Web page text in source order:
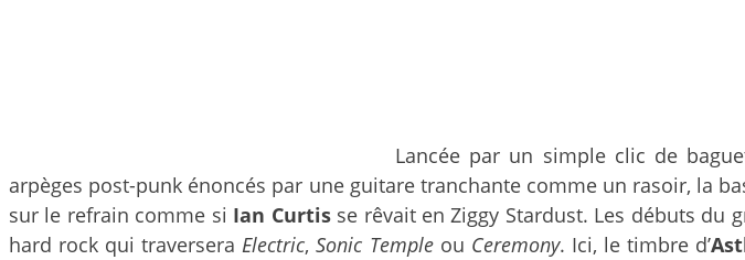
Lancée par un simple clic de
arpèges post-punk énoncés par une guitare tranchante comme un rasoir, la
sur le refrain comme si Ian Curtisse rêvait en Ziggy Stardust. Les débuts du
hard rock qui traverseraElectric,Sonic Templeou Ceremony. Ici, le timbre d’